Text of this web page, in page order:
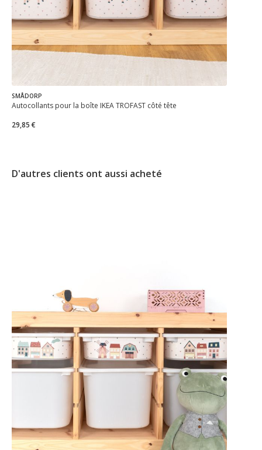
SMÅDORP
Autocollants pour la boîte IKEA TROFAST côté tête
29,85 €
D'autres clients ont aussi acheté